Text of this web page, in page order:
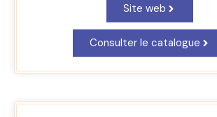
Site web
Consulter le catalogue